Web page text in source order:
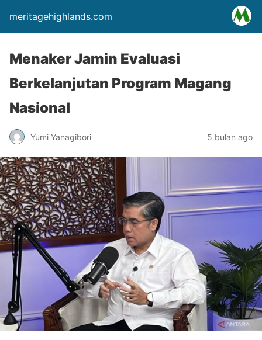
meritagehighlands.com
Menaker Jamin Evaluasi
Berkelanjutan Program Magang
Nasional
Yumi Yanagibori 5 bulan ago